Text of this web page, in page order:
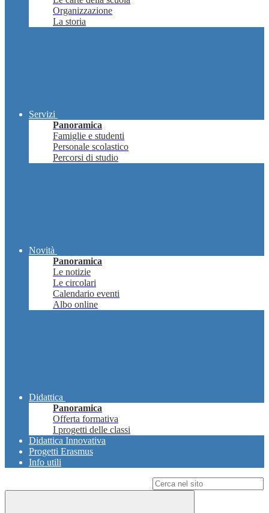
Organizzazione
La storia
Servizi
Panoramica
Famiglie e studenti
Personale scolastico
Percorsi di studio
Novità
Panoramica
Le notizie
Le circolari
Calendario eventi
Albo online
Didattica
Panoramica
Offerta formativa
I progetti delle classi
Didattica Innovativa
Progetti Erasmus
Info utili